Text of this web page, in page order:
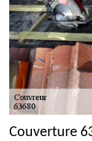
Couverture